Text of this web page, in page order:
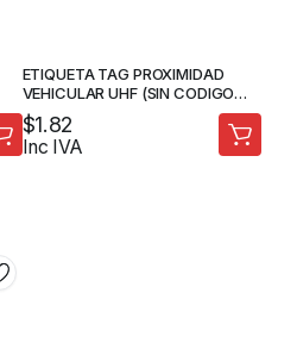
ETIQUETA TAG PROXIMIDAD
VEHICULAR UHF (SIN CODIGO
$1.82
Inc IVA